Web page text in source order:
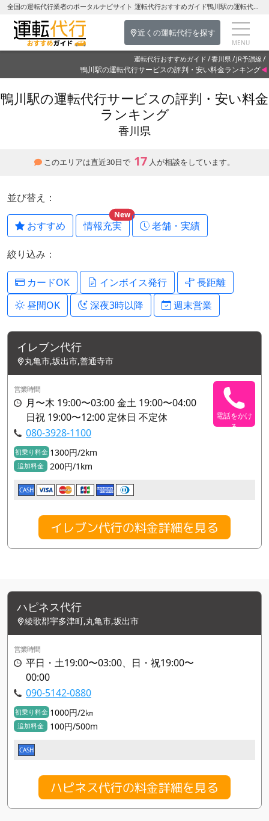
全国の運転代行業者のポータルナビサイト 運転代行おすすめガイド鴨川駅の運転代行を探す-香川県の運転代行
近くの運転代行を探す
運転代行おすすめガイド 香川県 JR予讃線
鴨川駅の運転代行サービスの評判・安い料金ランキング
鴨川駅の運転代行サービスの評判・安い料金
ランキング
香川県
このエリアは直近30日で 17 人が相談をしています。
並び替え：
おすすめ 情報充実
New
老舗・実績
絞り込み：
カードOK インボイス発行
長距離
昼間OK
深夜3時以降 週末営業
イレブン代行
丸亀市,坂出市,善通寺市
営業時間
月〜木 19:00〜03:00 金土 19:00〜04:00
日祝 19:00〜12:00 定休日 不定休
080-3928-1100
初乗り料金 1300円/2km
追加料金 200円/1km
電話をかけ
る
CASH
イレブン代行の料金詳細を見る
ハピネス代行
綾歌郡宇多津町,丸亀市,坂出市
営業時間
平日・土19:00〜03:00、日・祝19:00〜
00:00
090-5142-0880
初乗り料金 1000円/2㎞
追加料金 100円/500m
CASH
ハピネス代行の料金詳細を見る